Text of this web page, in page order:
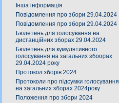
Інша інформація
Повідомлення про збори 29.04.2024
Повідомлення про збори 29.04.2024
Бюлетень для голосування на
дистанційних зборах 29.04.2024
Бюлетень для кумулятивного
голосування на загальних збоорах
29.04.2024 року
Протокол зборів 2024
Протоколи про підсумки голосування
на загальних зборах 2024року
Положення про збори 2024